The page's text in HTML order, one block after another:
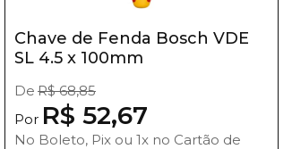
Chave de Fenda Bosch VDE
SL 4.5 x 100mm
De R$ 68,85
Por R$ 52,67
No Boleto, Pix ou 1x no Cartão de